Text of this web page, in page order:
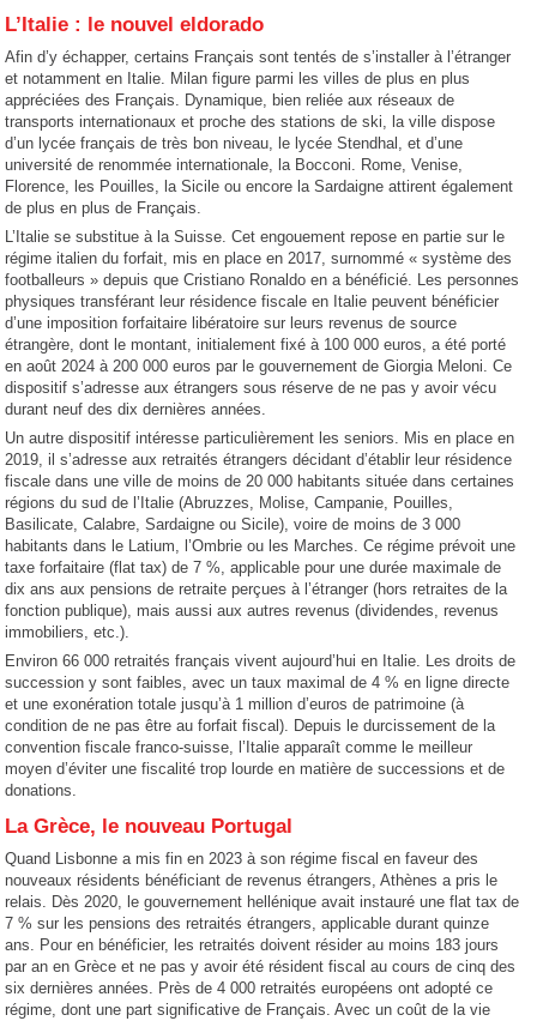
L’Italie : le nouvel eldorado
Afin d’y échapper, certains Français sont tentés de s’installer à l’étranger
et notamment en Italie. Milan figure parmi les villes de plus en plus
appréciées des Français. Dynamique, bien reliée aux réseaux de
transports internationaux et proche des stations de ski, la ville dispose
d’un lycée français de très bon niveau, le lycée Stendhal, et d’une
université de renommée internationale, la Bocconi. Rome, Venise,
Florence, les Pouilles, la Sicile ou encore la Sardaigne attirent également
de plus en plus de Français.
L’Italie se substitue à la Suisse. Cet engouement repose en partie sur le
régime italien du forfait, mis en place en 2017, surnommé « système des
footballeurs » depuis que Cristiano Ronaldo en a bénéficié. Les personnes
physiques transférant leur résidence fiscale en Italie peuvent bénéficier
d’une imposition forfaitaire libératoire sur leurs revenus de source
étrangère, dont le montant, initialement fixé à 100 000 euros, a été porté
en août 2024 à 200 000 euros par le gouvernement de Giorgia Meloni. Ce
dispositif s’adresse aux étrangers sous réserve de ne pas y avoir vécu
durant neuf des dix dernières années.
Un autre dispositif intéresse particulièrement les seniors. Mis en place en
2019, il s’adresse aux retraités étrangers décidant d’établir leur résidence
fiscale dans une ville de moins de 20 000 habitants située dans certaines
régions du sud de l’Italie (Abruzzes, Molise, Campanie, Pouilles,
Basilicate, Calabre, Sardaigne ou Sicile), voire de moins de 3 000
habitants dans le Latium, l’Ombrie ou les Marches. Ce régime prévoit une
taxe forfaitaire (flat tax) de 7 %, applicable pour une durée maximale de
dix ans aux pensions de retraite perçues à l’étranger (hors retraites de la
fonction publique), mais aussi aux autres revenus (dividendes, revenus
immobiliers, etc.).
Environ 66 000 retraités français vivent aujourd’hui en Italie. Les droits de
succession y sont faibles, avec un taux maximal de 4 % en ligne directe
et une exonération totale jusqu’à 1 million d’euros de patrimoine (à
condition de ne pas être au forfait fiscal). Depuis le durcissement de la
convention fiscale franco-suisse, l’Italie apparaît comme le meilleur
moyen d’éviter une fiscalité trop lourde en matière de successions et de
donations.
La Grèce, le nouveau Portugal
Quand Lisbonne a mis fin en 2023 à son régime fiscal en faveur des
nouveaux résidents bénéficiant de revenus étrangers, Athènes a pris le
relais. Dès 2020, le gouvernement hellénique avait instauré une flat tax de
7 % sur les pensions des retraités étrangers, applicable durant quinze
ans. Pour en bénéficier, les retraités doivent résider au moins 183 jours
par an en Grèce et ne pas y avoir été résident fiscal au cours de cinq des
six dernières années. Près de 4 000 retraités européens ont adopté ce
régime, dont une part significative de Français. Avec un coût de la vie